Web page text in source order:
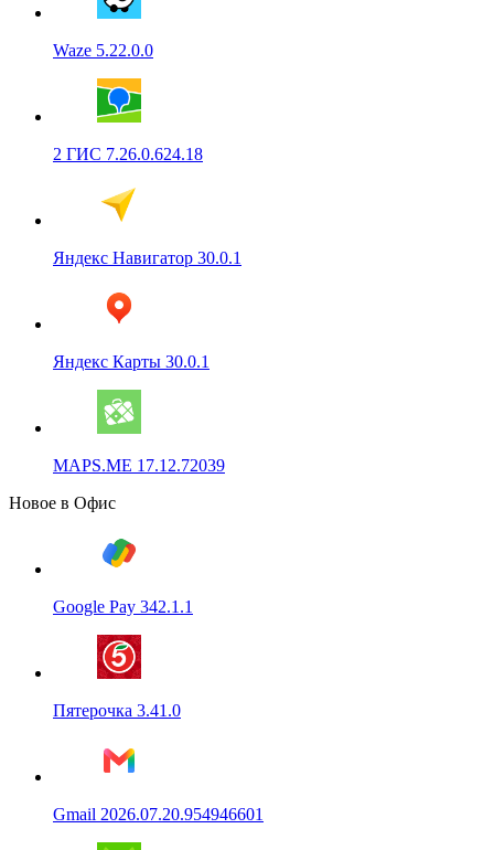
Waze 5.22.0.0
2 ГИС 7.26.0.624.18
Яндекс Навигатор 30.0.1
Яндекс Карты 30.0.1
MAPS.ME 17.12.72039
Новое в Офис
Google Pay 342.1.1
Пятерочка 3.41.0
Gmail 2026.07.20.954946601